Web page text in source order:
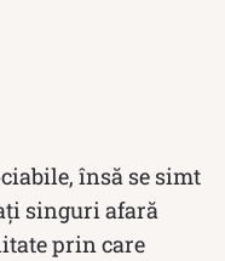
însă se simt
singuri afară
prin care